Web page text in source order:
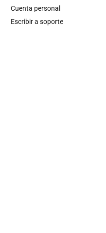
Cuenta personal
Escribir a soporte